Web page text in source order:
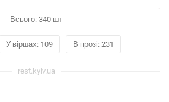
Всього: 340 шт
У віршах: 109 В прозі: 231
rest.kyiv.ua